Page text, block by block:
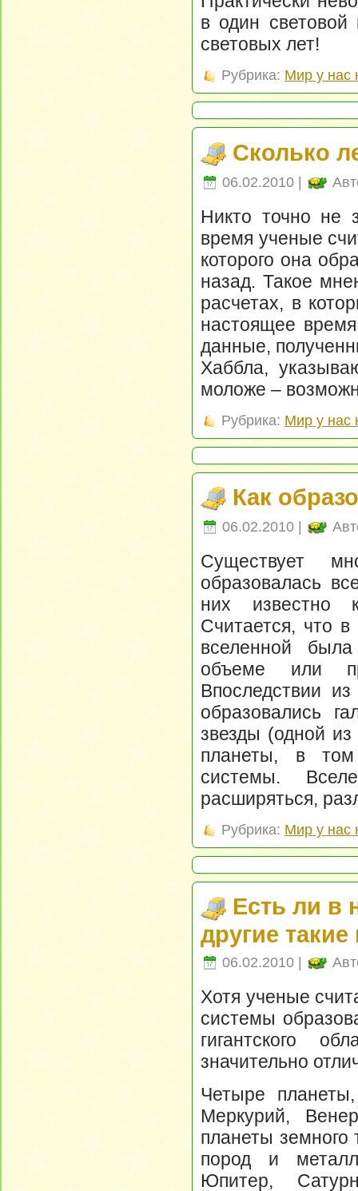
в один световой
световых лет!
Рубрика: Мир у нас
Сколько
06.02.2010 |
Никто точно не
время ученые
которого она
назад. Такое
расчетах, в
настоящее
данные,
Хаббла,
моложе –
Рубрика: Мир у нас
Как
06.02.2010 |
Существует
образовалась
них известно
Считается, что
вселенной
объеме или
Впоследствии
образовались
звезды (одной
планеты, в
системы.
расширяться,
Рубрика: Мир у нас
Есть ли в
другие
06.02.2010 |
Хотя ученые
системы
гигантского
значительно
Четыре
Меркурий,
планеты земного
пород и
Юпитер,